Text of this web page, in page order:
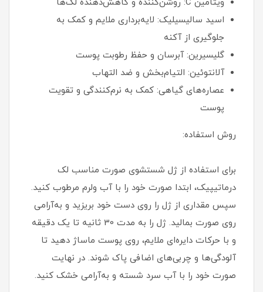
ویتامین C: روشن‌کننده و کاهش‌دهنده لک‌ها
اسید سالیسیلیک: لایه‌برداری ملایم و کمک به
جلوگیری از آکنه
گلیسیرین: آبرسان و حفظ رطوبت پوست
آلانتوئین: التیام‌بخش و ضد التهاب
عصاره‌های گیاهی: کمک به نرم‌کنندگی و تقویت
پوست
روش استفاده:
برای استفاده از ژل شستشوی صورت مناسب لک
درماتیپیک، ابتدا صورت خود را با آب ولرم مرطوب کنید.
سپس مقداری از ژل را روی دست خود بریزید و به‌آرامی
روی صورت بمالید. ژل را به مدت 30 ثانیه تا یک دقیقه
و با حرکات دایره‌ای ملایم، روی پوست ماساژ دهید تا
آلودگی‌ها و چربی‌های اضافی پاک شوند. در نهایت
صورت خود را با آب سرد شسته و به‌آرامی خشک کنید.